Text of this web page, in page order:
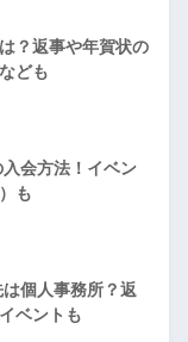
？返事や年賀状の
ども
会方法！イベン
も
個人事務所？返
ベントも